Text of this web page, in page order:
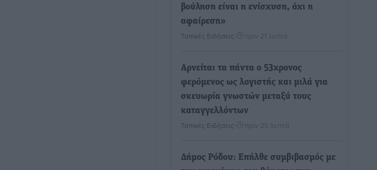
βούληση είναι η ενίσχυση, όχι η
αφαίρεση»
Τοπικές Ειδήσεις πριν 21 λεπτά
Αρνείται τα πάντα ο 53χρονος
φερόμενος ως λογιστής και μιλά για
σκευωρία γνωστών μεταξύ τους
καταγγελλόντων
Τοπικές Ειδήσεις πριν 25 λεπτά
Δήμος Ρόδου: Επήλθε συμβιβασμός με